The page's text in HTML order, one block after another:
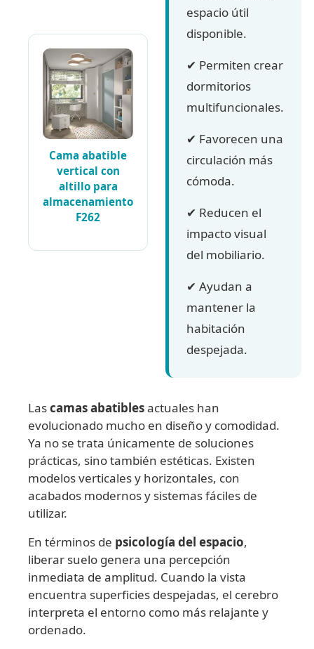
Cama abatible
vertical con
altillo para
almacenamiento
F262
espacio útil
disponible.
✔ Permiten crear
dormitorios
multifuncionales.
✔ Favorecen una
circulación más
cómoda.
✔ Reducen el
impacto visual
del mobiliario.
✔ Ayudan a
mantener la
habitación
despejada.
Lascamas abatiblesactuales han
evolucionado mucho en diseño y comodidad.
Ya no se trata únicamente de soluciones
prácticas, sino también estéticas. Existen
modelos verticales y horizontales, con
acabados modernos y sistemas fáciles de
utilizar.
En términos de psicología del espacio,
liberar suelo genera una percepción
inmediata de amplitud. Cuando la vista
encuentra superficies despejadas, el cerebro
interpreta el entorno como más relajante y
ordenado.